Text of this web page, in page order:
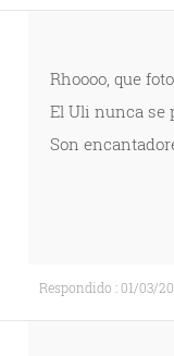
Rhoooo, que
El Uli nunca se
Son
Respondido : 01/03/